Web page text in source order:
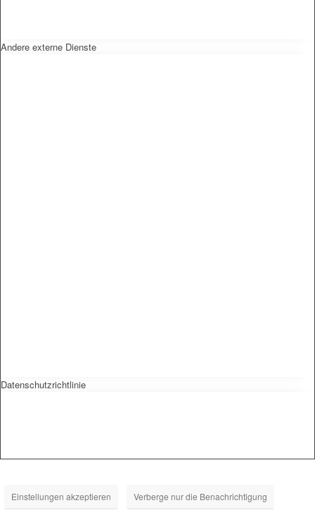
Andere externe Dienste
Datenschutzrichtlinie
Einstellungen akzeptieren Verberge nur die Benachrichtigung